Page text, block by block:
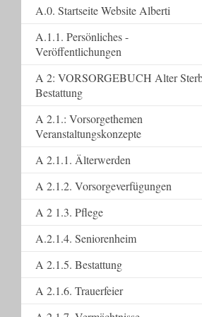
A.0. Startseite Website Alberti
A.1.1. Persönliches -
Veröffentlichungen
A 2: VORSORGEBUCH Alter
Bestattung
A 2.1.: Vorsorgethemen
Veranstaltungskonzepte
A 2.1.1. Älterwerden
A 2.1.2. Vorsorgeverfügungen
A 2 1.3. Pflege
A.2.1.4. Seniorenheim
A 2.1.5. Bestattung
A 2.1.6. Trauerfeier